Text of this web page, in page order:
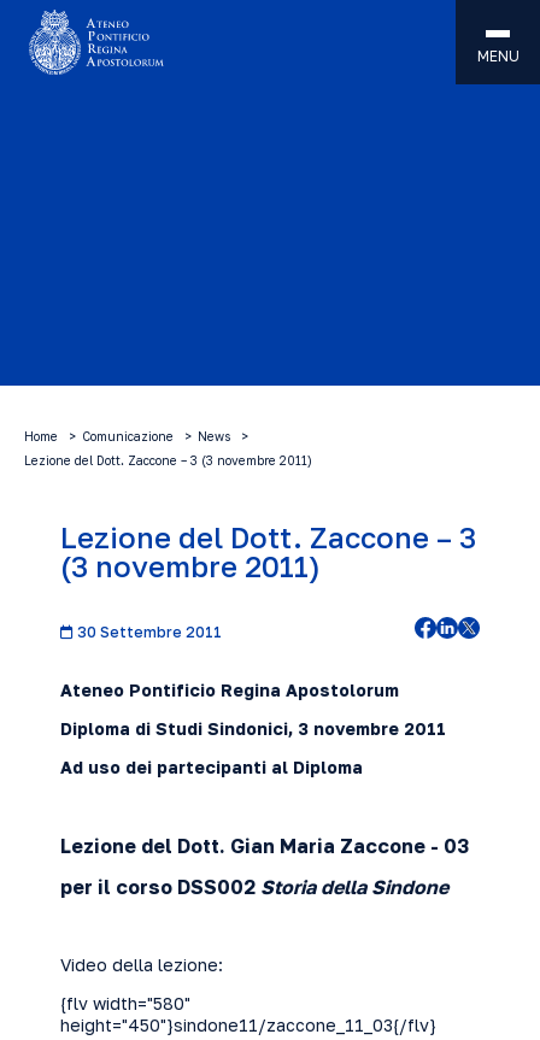
MENU
Home Comunicazione
News
Lezione del Dott. Zaccone – 3 (3 novembre 2011)
Lezione del Dott. Zaccone – 3
(3 novembre 2011)
30 Settembre 2011
Ateneo Pontificio Regina Apostolorum
Diploma di Studi Sindonici, 3 novembre 2011
Ad uso dei partecipanti al Diploma
Lezione del Dott. Gian Maria Zaccone - 03
per il corso DSS002 Storia della Sindone
Video della lezione:
{flv width="580"
height="450"}sindone11/zaccone_11_03{/flv}